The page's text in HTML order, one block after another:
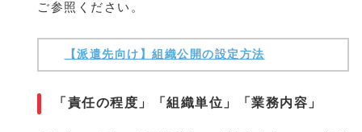
ご参照ください。
【派遣先向け】組織公開の設定方法
「責任の程度」「組織単位」「業務内容」